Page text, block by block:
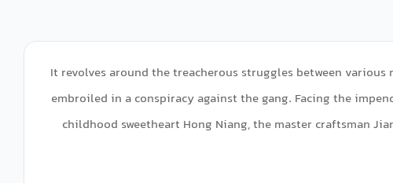
It revolves around the treacherous struggles between
embroiled in a conspiracy against the gang. Facing the
childhood sweetheart Hong Niang, the master craftsman